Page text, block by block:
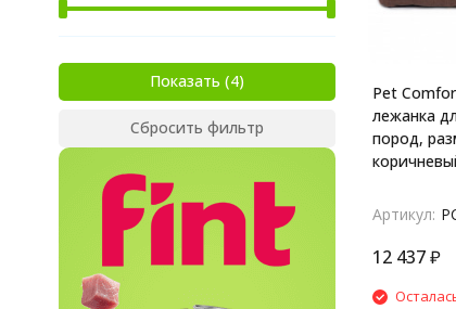
Pet
лежанка
пород,
Артикул:
12 437 ₽
Показать
Сбросить фильтр